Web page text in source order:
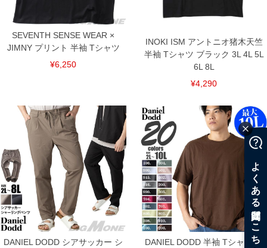
SEVENTH SENSE WEAR ×
JIMNY プリント 半袖 Tシャツ
¥6,250
INOKI ISM アントニオ猪木天竺
半袖 Tシャツ ブラック 3L 4L 5L
6L 8L
¥4,290
DANIEL DODD シアサッカー シ
DANIEL DODD 半袖 Tシャツ 無